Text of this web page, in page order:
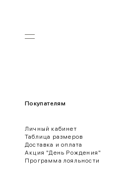
Покупателям
Личный кабинет
Таблица размеров
Доставка и оплата
Акция "День Рождения"
Программа лояльности